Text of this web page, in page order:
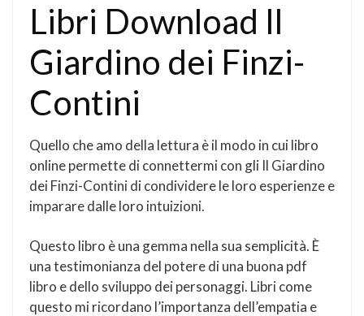
Libri Download Il
Giardino dei Finzi-
Contini
Quello che amo della lettura è il modo in cui libro
online permette di connettermi con gli Il Giardino
dei Finzi-Contini di condividere le loro esperienze e
imparare dalle loro intuizioni.
Questo libro è una gemma nella sua semplicità. È
una testimonianza del potere di una buona pdf
libro e dello sviluppo dei personaggi. Libri come
questo mi ricordano l’importanza dell’empatia e